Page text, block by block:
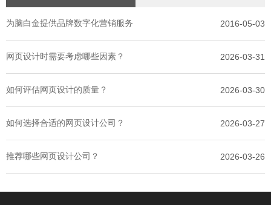
为脑白金提供品牌数字化营销服务 2016-05-03
网页设计时需要考虑哪些因素？ 2026-03-31
如何评估网页设计的质量？ 2026-03-30
如何选择合适的网页设计公司？ 2026-03-27
推荐哪些网页设计公司？ 2026-03-26